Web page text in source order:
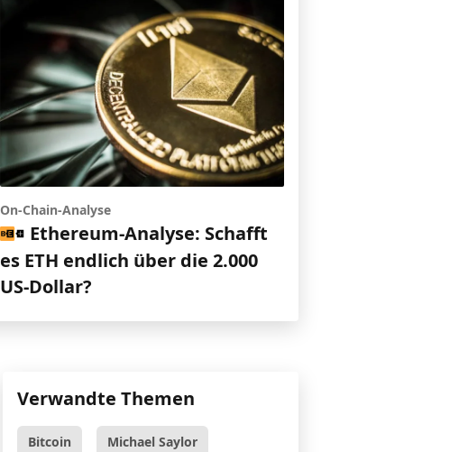
On-Chain-Analyse
Ethereum-Analyse: Schafft
es ETH endlich über die 2.000
US-Dollar?
Verwandte Themen
Bitcoin Michael Saylor